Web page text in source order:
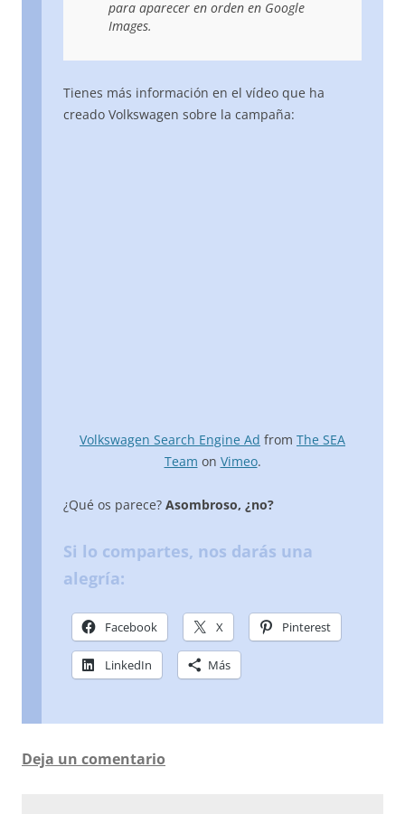
para aparecer en orden en Google
Images.
Tienes más información en el vídeo que ha
creado Volkswagen sobre la campaña:
Volkswagen Search Engine Ad from The SEA
Team on Vimeo.
¿Qué os parece? Asombroso, ¿no?
Si lo compartes, nos darás una
alegría:
Facebook X Pinterest
LinkedIn Más
Deja un comentario